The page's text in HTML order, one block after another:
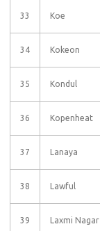
33 Koe
34 Kokeon
35 Kondul
36 Kopenheat
37 Lanaya
38 Lawful
39 Laxmi Nagar